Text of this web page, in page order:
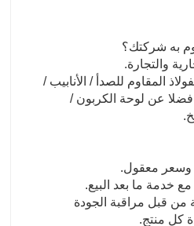
به شركتك؟
المقاوم للصدأ / الأنابيب /
عن لوحة الكربون /
قبل مراقبة الجودة
كل منتج.